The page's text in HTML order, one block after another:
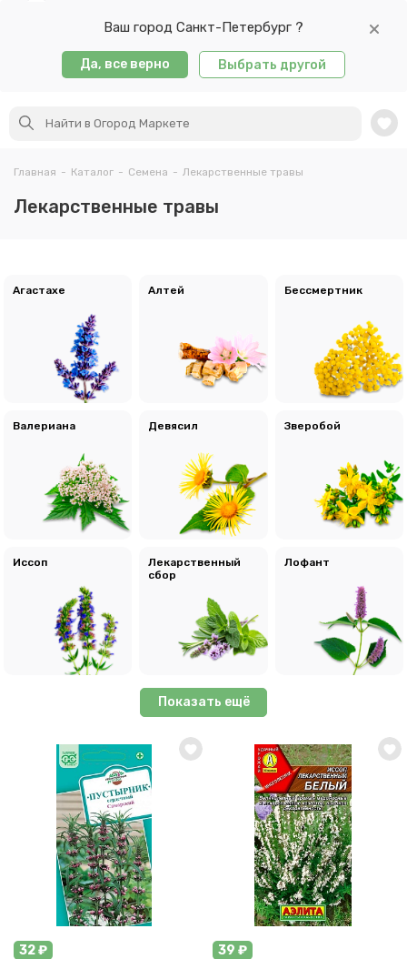
Ваш город Санкт-Петербург ?
Да, все верно Выбрать другой
Главная - Каталог - Семена - Лекарственные травы
Лекарственные травы
Агастахе Алтей Бессмертник
Валериана Девясил Зверобой
Иссоп
Лекарственный
сбор
Лофант
Показать ещё
32 ₽ 39 ₽